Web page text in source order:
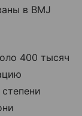
в BMJ
400 тысяч